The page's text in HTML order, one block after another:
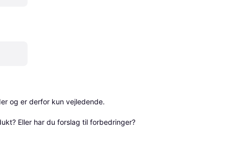
og er derfor kun vejledende.
Eller har du forslag til forbedringer?